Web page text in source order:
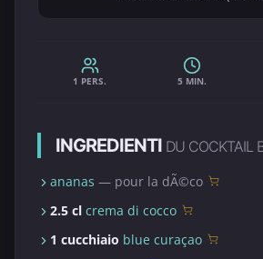
1 PERS. 5 MIN.
INGREDIENTI DU COCKTAIL
ananas — pour la dÃ©co
2.5 cl crema di cocco
1 cucchiaio blue curaçao